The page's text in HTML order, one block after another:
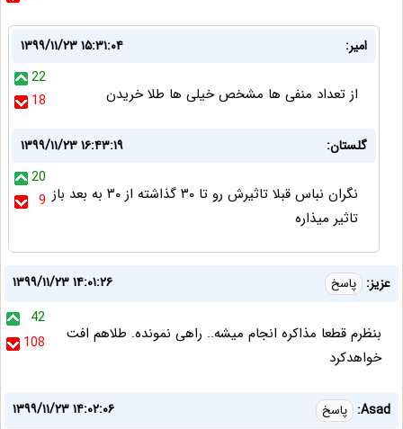
امیر:
۱۳۹۹/۱۱/۲۳ ۱۵:۳۱:۰۴
22
18
از تعداد منفی ها مشخص خیلی ها طلا خریدن
گلستان:
۱۳۹۹/۱۱/۲۳ ۱۶:۴۳:۱۹
20
9 نگران نباس قبلا تاثیرش رو تا ۳۰ گذاشته از ۳۰ به بعد باز
تاثیر میذاره
عزیز: پاسخ
۱۳۹۹/۱۱/۲۳ ۱۴:۰۱:۲۶
42
108
بنظرم قطعا مذاکره انجام میشه.. راهی نمونده. طلاهم افت
خواهدکرد
Asad: پاسخ
۱۳۹۹/۱۱/۲۳ ۱۴:۰۲:۰۶